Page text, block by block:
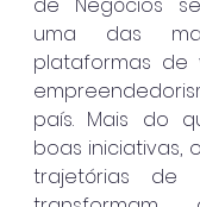
uma das
plataformas de
país. Mais do
boas iniciativas,
trajetórias de